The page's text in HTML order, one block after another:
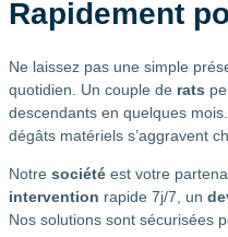
Rapidement
Ne laissez pas une simple
quotidien. Un couple de rats
descendants en quelques
dégâts matériels s’aggravent
Notre société est votre
intervention rapide 7j/7, un
Nos solutions sont sécurisées